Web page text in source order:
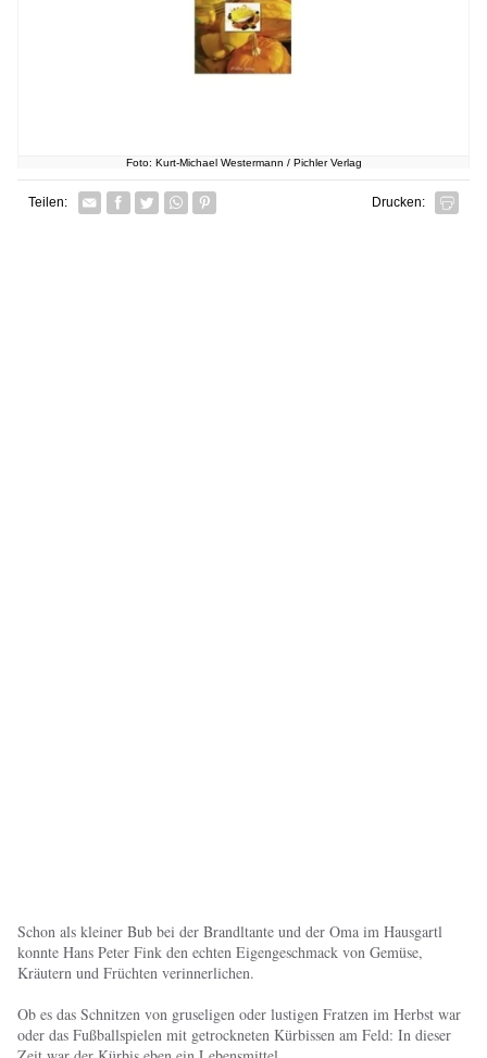
Foto: Kurt-Michael Westermann / Pichler Verlag
Teilen: Facebook
TwitterWhatsapp senden
Pin it Drucken:
Schon als kleiner Bub bei der Brandltante und der Oma im Hausgartl
konnte Hans Peter Fink den echten Eigengeschmack von Gemüse,
Kräutern und Früchten verinnerlichen.
Ob es das Schnitzen von gruseligen oder lustigen Fratzen im Herbst war
oder das Fußballspielen mit getrockneten Kürbissen am Feld: In dieser